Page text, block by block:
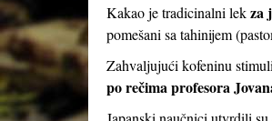
Kakao je tradicinalni lekza
pomešani sa tahinijem
Zahvaljujući kofeninu
po rečima profesora